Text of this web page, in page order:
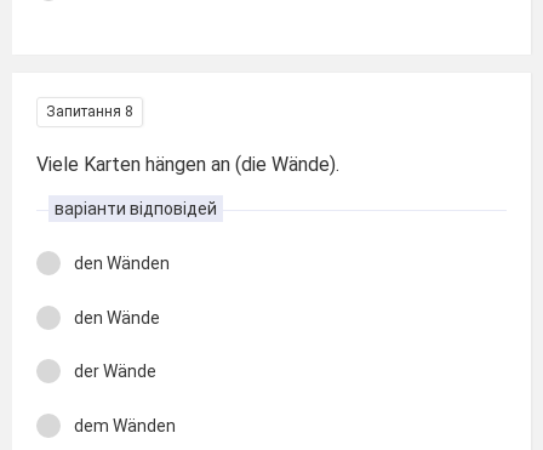
Запитання 8
Viele Karten hängen an (die Wände).
варіанти відповідей
den Wänden
den Wände
der Wände
dem Wänden